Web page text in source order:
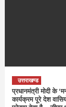
उत्तराखण्ड
प्रधानमंत्री मोदी के
कार्यक्रम पूरे देश